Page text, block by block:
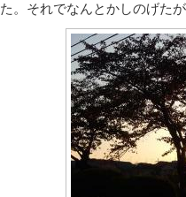
た。それでなんとかしのげた